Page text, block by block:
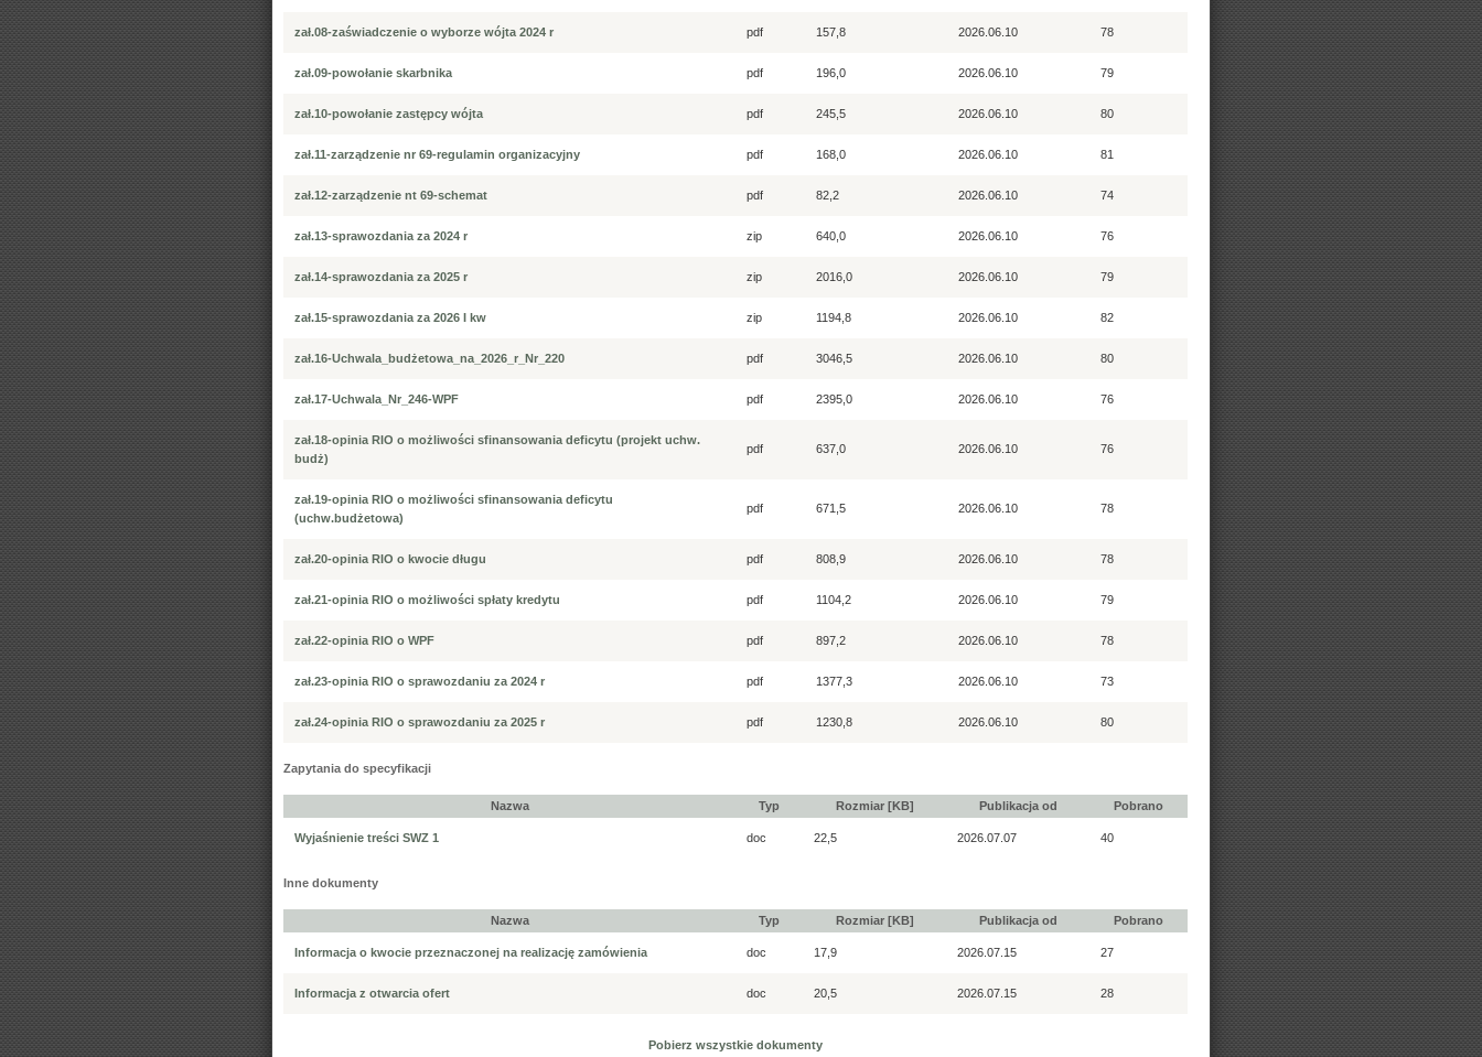
zał.08-zaświadczenie o wyborze wójta 2024 r pdf 157,8 2026.06.10 78
zał.09-powołanie skarbnika pdf 196,0 2026.06.10 79
zał.10-powołanie zastępcy wójta pdf 245,5 2026.06.10 80
zał.11-zarządzenie nr 69-regulamin organizacyjny pdf 168,0 2026.06.10 81
zał.12-zarządzenie nt 69-schemat pdf 82,2 2026.06.10 74
zał.13-sprawozdania za 2024 r zip 640,0 2026.06.10 76
zał.14-sprawozdania za 2025 r zip 2016,0 2026.06.10 79
zał.15-sprawozdania za 2026 I kw zip 1194,8 2026.06.10 82
zał.16-Uchwala_budżetowa_na_2026_r_Nr_220 pdf 3046,5 2026.06.10 80
zał.17-Uchwala_Nr_246-WPF pdf 2395,0 2026.06.10 76
zał.18-opinia RIO o możliwości sfinansowania deficytu (projekt uchw.
budż)
pdf 637,0 2026.06.10 76
zał.19-opinia RIO o możliwości sfinansowania deficytu
(uchw.budżetowa)
pdf 671,5 2026.06.10 78
zał.20-opinia RIO o kwocie długu pdf 808,9 2026.06.10 78
zał.21-opinia RIO o możliwości spłaty kredytu pdf 1104,2 2026.06.10 79
zał.22-opinia RIO o WPF pdf 897,2 2026.06.10 78
zał.23-opinia RIO o sprawozdaniu za 2024 r pdf 1377,3 2026.06.10 73
zał.24-opinia RIO o sprawozdaniu za 2025 r pdf 1230,8 2026.06.10 80
Zapytania do specyfikacji
Nazwa Typ Rozmiar [KB] Publikacja od Pobrano
Wyjaśnienie treści SWZ 1 doc 22,5 2026.07.07 40
Inne dokumenty
Nazwa Typ Rozmiar [KB] Publikacja od Pobrano
Informacja o kwocie przeznaczonej na realizację zamówienia doc 17,9 2026.07.15 27
Informacja z otwarcia ofert doc 20,5 2026.07.15 28
Pobierz wszystkie dokumenty